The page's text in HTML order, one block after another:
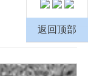
返回顶部